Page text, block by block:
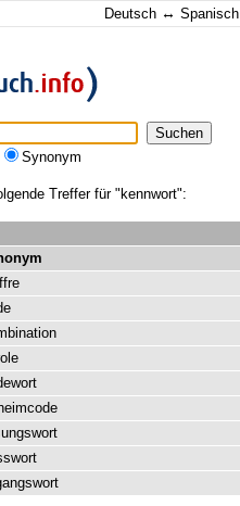
Deutsch ↔ Spanisch
Synonym
Treffer für "kennwort":